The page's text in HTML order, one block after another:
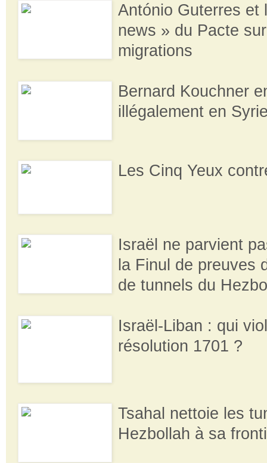
António Guterres et
news » du Pacte
migrations
Bernard Kouchner
illégalement en
Les Cinq Yeux
Israël ne parvient
la Finul de preuves
de tunnels du
Israël-Liban : qui
résolution 1701 ?
Tsahal nettoie les
Hezbollah à sa